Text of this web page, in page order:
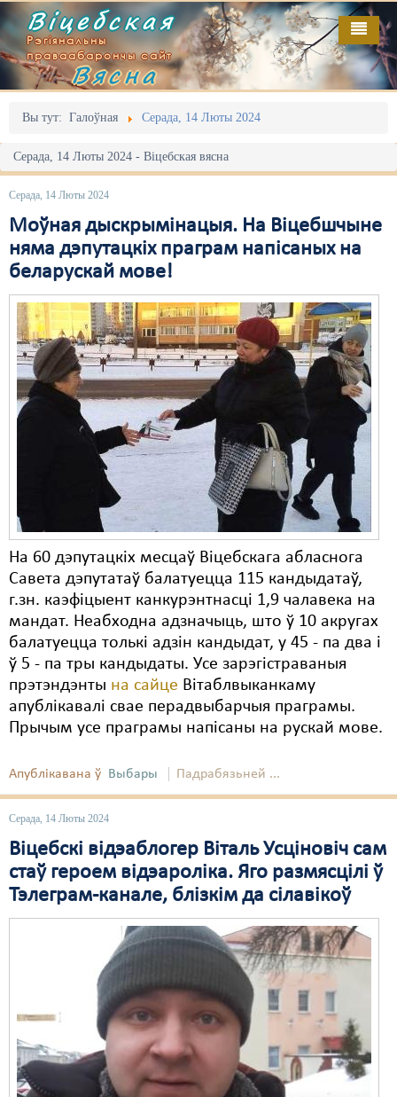
Віцебская
Рэгіянальны
праваабарончы сайт
Вясна
Вы тут: Галоўная Серада, 14 Люты 2024
Серада, 14 Люты 2024 - Віцебская вясна
Серада, 14 Люты 2024
Моўная дыскрымінацыя. На Віцебшчыне
няма дэпутацкіх праграм напісаных на
беларускай мове!
На 60 дэпутацкіх месцаў Віцебскага абласнога
Савета дэпутатаў балатуецца 115 кандыдатаў,
г.зн. каэфіцыент канкурэнтнасці 1,9 чалавека на
мандат. Неабходна адзначыць, што ў 10 акругах
балатуецца толькі адзін кандыдат, у 45 - па два і
ў 5 - па тры кандыдаты. Усе зарэгістраваныя
прэтэндэнты на сайце Вітаблвыканкаму
апублікавалі свае перадвыбарчыя праграмы.
Прычым усе праграмы напісаны на рускай мове.
Апублікавана ў Выбары Падрабязьней ...
Серада, 14 Люты 2024
Віцебскі відэаблогер Віталь Усціновіч сам
стаў героем відэароліка. Яго размясцілі ў
Тэлеграм-канале, блізкім да сілавікоў
Галоўная
Адміністрацыйны перасьлед
Акцыі
Выбары
Грамадзянскія ініцыятывы
Дзяржава
Дыскрымінацыя
Затрыманьні
Карная псыхіятрыя
Культурныя правы
Мігранты
Мірныя сходы
Палітвязьні
Праваабаронцы
Правы дзіцяці
Пэнітэнцыярная сыстэма
Свабода слова
Свабода сумленьня
Суд
Сьмяротнае пакараньне
Правы працоўных
Сацыяльныя правы
Выданьні
Відэа
Пра нас
RSS